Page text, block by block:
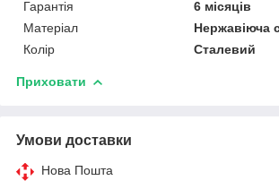
Гарантія
6 місяців
Матеріал
Нержавіюча
Колір
Сталевий
Приховати
Умови доставки
Нова Пошта